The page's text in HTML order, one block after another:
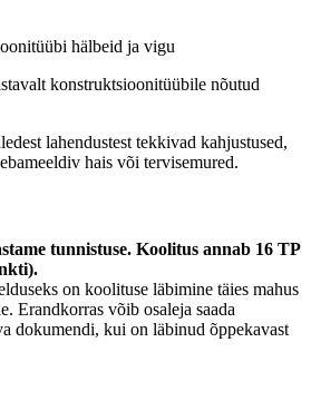
hälbeid ja vigu
konstruktsioonitüübile nõutud
lahendustest tekkivad kahjustused,
hais või tervisemured.
tunnistuse. Koolitus annab 16 TP
on koolituse läbimine täies mahus
Erandkorras võib osaleja saada
dokumendi, kui on läbinud õppekavast